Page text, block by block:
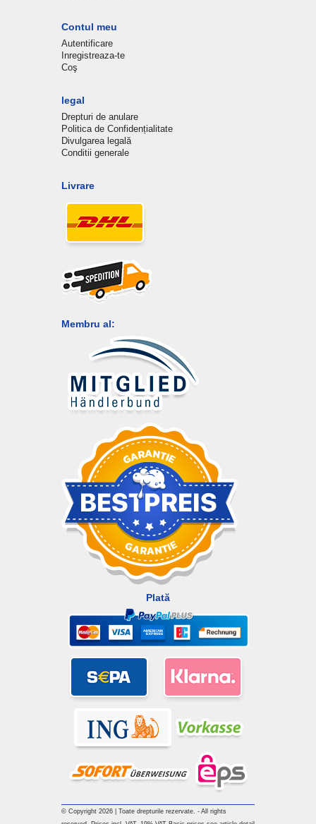
Contul meu
Autentificare
Inregistreaza-te
Coş
legal
Drepturi de anulare
Politica de Confidențialitate
Divulgarea legală
Conditii generale
Livrare
Membru al:
Plată
© Copyright 2026 | Toate drepturile rezervate. - All rights